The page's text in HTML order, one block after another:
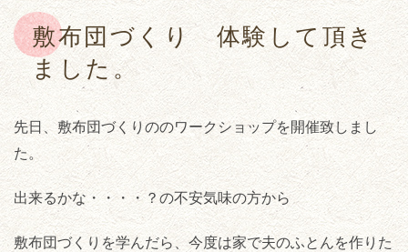
敷布団づくり 体験して頂き
ました。
先日、敷布団づくりののワークショップを開催致しまし
た。
出来るかな・・・・？の不安気味の方から
敷布団づくりを学んだら、今度は家で夫のふとんを作りた